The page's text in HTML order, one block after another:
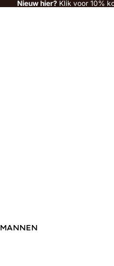
Nieuw hier? Klik voor 10%
MANNEN